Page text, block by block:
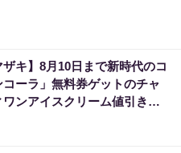
ザキ】8月10日まで新時代のコ
ーラ」無料券ゲットのチャ
ンアイスクリーム値引きな
押し。